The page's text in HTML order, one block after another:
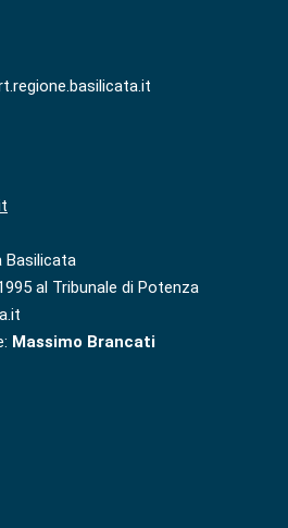
Basilicata
al Tribunale di Potenza
Massimo Brancati